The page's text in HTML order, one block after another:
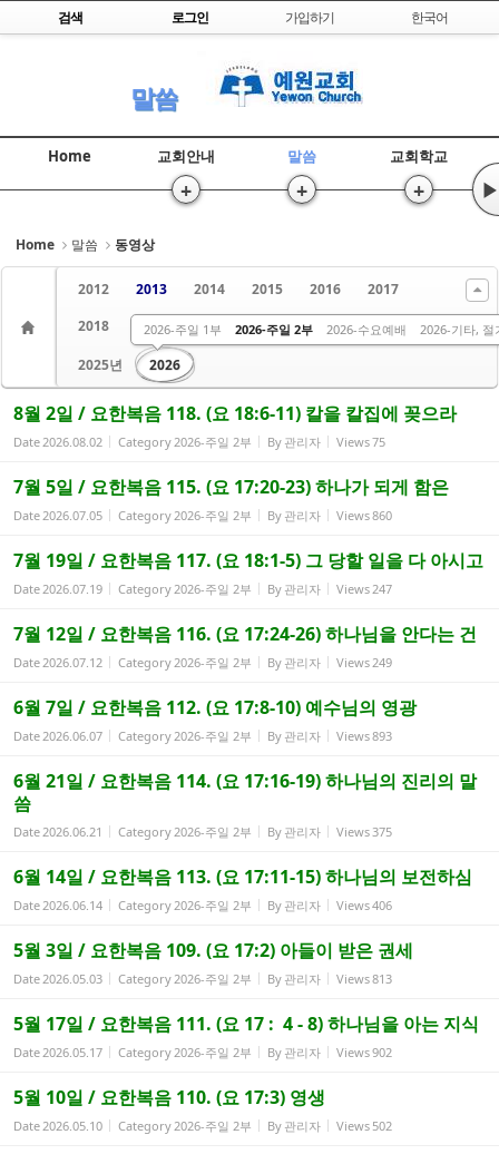
Skip to content
검색 로그인 가입하기 한국어
말씀
Home 교회안내
+
말씀
+
교회학교
+ ▶
Home 말씀 동영상
2012 2013 2014 2015 2016
2017
2018
2019 2020 2021 2022 2023
2024년
2025년
2026
2026-주일 1부 2026-주일 2부 2026-수요예배 2026-기타, 절
8월 2일 / 요한복음 118. (요 18:6-11) 칼을 칼집에 꽂으라
Date2026.08.02 Category2026-주일 2부 By 관리자 Views75
7월 5일 / 요한복음 115. (요 17:20-23) 하나가 되게 함은
Date2026.07.05 Category2026-주일 2부 By 관리자 Views860
7월 19일 / 요한복음 117. (요 18:1-5) 그 당할 일을 다 아시고
Date2026.07.19 Category2026-주일 2부 By 관리자 Views247
7월 12일 / 요한복음 116. (요 17:24-26) 하나님을 안다는 건
Date2026.07.12 Category2026-주일 2부 By 관리자 Views249
6월 7일 / 요한복음 112. (요 17:8-10) 예수님의 영광
Date2026.06.07 Category2026-주일 2부 By 관리자 Views893
6월 21일 / 요한복음 114. (요 17:16-19) 하나님의 진리의 말
씀
Date2026.06.21 Category2026-주일 2부 By 관리자 Views375
6월 14일 / 요한복음 113. (요 17:11-15) 하나님의 보전하심
Date2026.06.14 Category2026-주일 2부 By 관리자 Views406
5월 3일 / 요한복음 109. (요 17:2) 아들이 받은 권세
Date2026.05.03 Category2026-주일 2부 By 관리자 Views813
5월 17일 / 요한복음 111. (요 17 : 4 - 8) 하나님을 아는 지식
Date2026.05.17 Category2026-주일 2부 By 관리자 Views902
5월 10일 / 요한복음 110. (요 17:3) 영생
Date2026.05.10 Category2026-주일 2부 By 관리자 Views 502
Sketchbook5, 스케치북5
Sketchbook5, 스케치북5